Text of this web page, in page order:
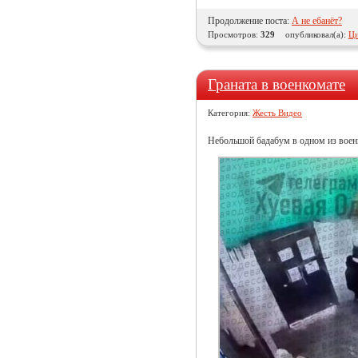
Продолжение поста: А не ебанёт?
Просмотров: 329 опубликовал(а):
Граната в военкомате
Категория: Жесть Видео
Небольшой бадабум в одном из